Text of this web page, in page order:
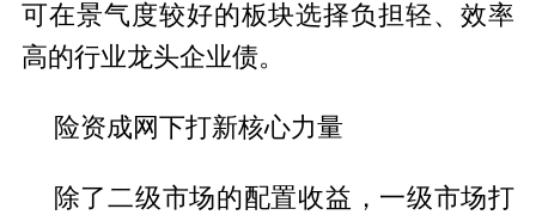
可在景气度较好的板块选择负担轻、效率
高的行业龙头企业债。
险资成网下打新核心力量
除了二级市场的配置收益，一级市场打